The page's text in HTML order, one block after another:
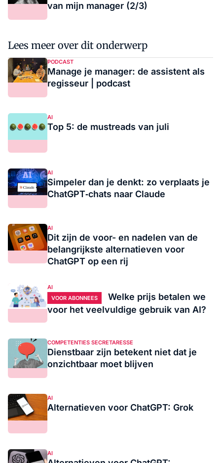
van mijn manager (2/3)
Lees meer over dit onderwerp
PODCAST
Manage je manager: de assistent als
regisseur | podcast
AI
Top 5: de mustreads van juli
AI
Simpeler dan je denkt: zo verplaats je
ChatGPT‑chats naar Claude
AI
Dit zijn de voor- en nadelen van de
belangrijkste alternatieven voor
ChatGPT op een rij
AI
VOOR ABONNEES
Welke prijs betalen we
voor het veelvuldige gebruik van AI?
COMPETENTIES SECRETARESSE
Dienstbaar zijn betekent niet dat je
onzichtbaar moet blijven
AI
Alternatieven voor ChatGPT: Grok
AI